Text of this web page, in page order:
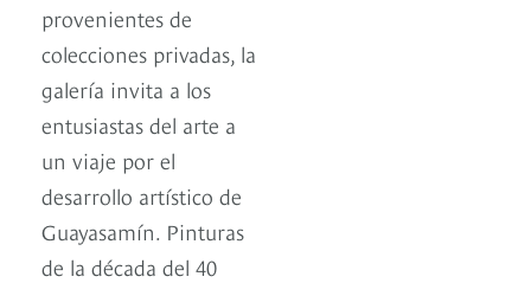
provenientes de
colecciones privadas, la
galería invita a los
entusiastas del arte a
un viaje por el
desarrollo artístico de
Guayasamín. Pinturas
de la década del 40